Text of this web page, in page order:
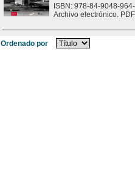
ISBN: 978-84-9048-
Archivo electrónico.
Ordenado por